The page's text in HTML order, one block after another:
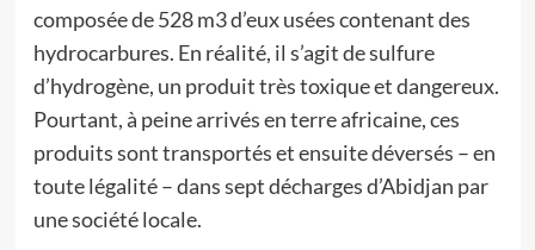
composée de 528 m3 d’eux usées contenant des
hydrocarbures. En réalité, il s’agit de sulfure
d’hydrogène, un produit très toxique et dangereux.
Pourtant, à peine arrivés en terre africaine, ces
produits sont transportés et ensuite déversés – en
toute légalité – dans sept décharges d’Abidjan par
une société locale.